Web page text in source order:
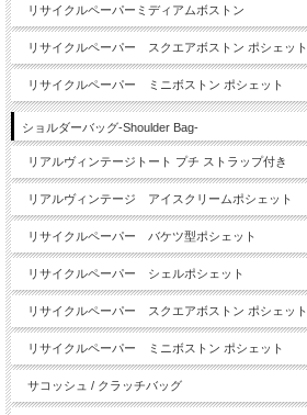
リサイクルペーパーミディアムボストン
リサイクルペーパー スクエアボストン ポシェット
リサイクルペーパー ミニボストン ポシェット
ショルダーバッグ-Shoulder Bag-
リアルヴィンテージトート プチ ストラップ付き
リアルヴィンテージ アイスクリームポシェット
リサイクルペーパー バケツ型ポシェット
リサイクルペーパー シェルポシェット
リサイクルペーパー スクエアボストン ポシェット
リサイクルペーパー ミニボストン ポシェット
サコッシュ / クラッチバッグ